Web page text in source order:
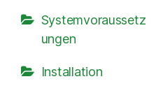
Systemvoraussetz
ungen
Installation